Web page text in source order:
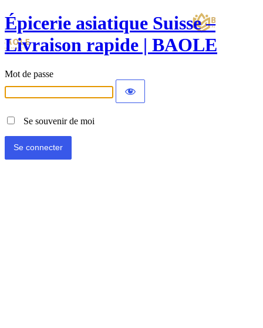
Épicerie asiatique Suisse –
Livraison rapide | BAOLE
Mot de passe
Se souvenir de moi